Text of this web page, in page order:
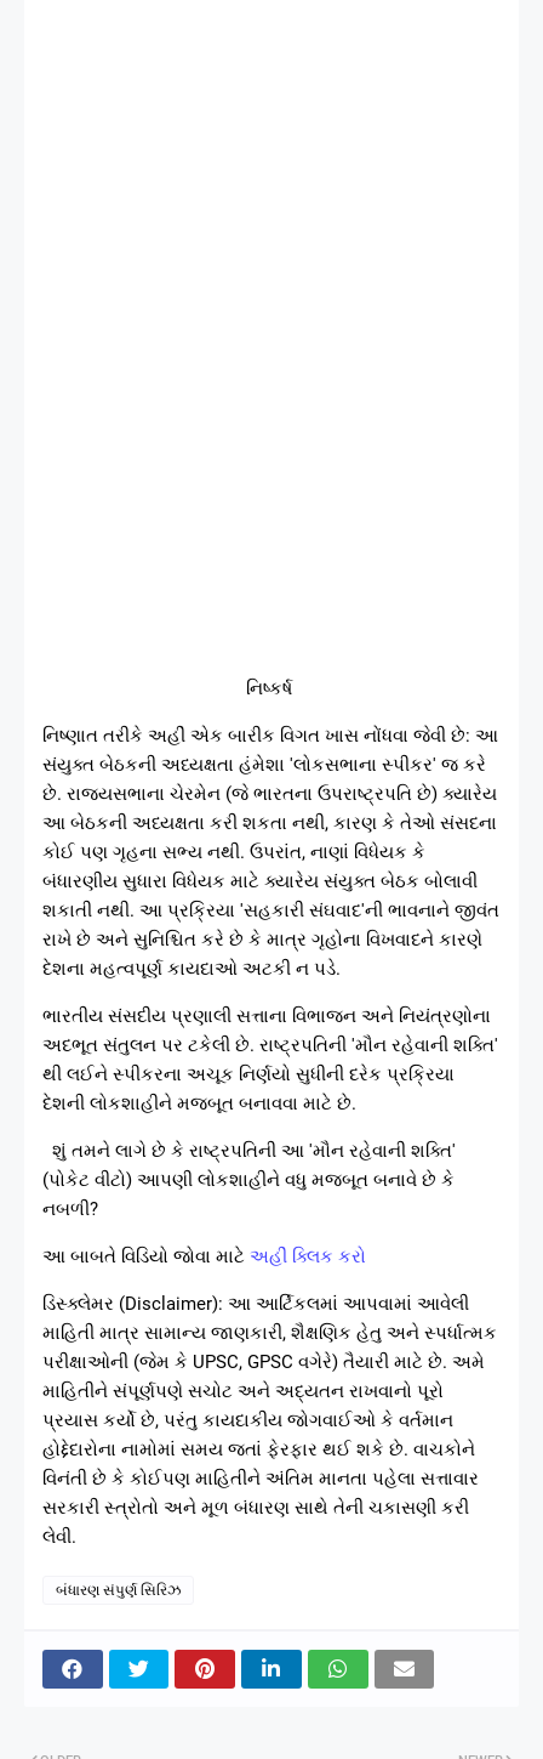
નિષ્કર્ષ
નિષ્ણાત તરીકે અહીં એક બારીક વિગત ખાસ નોંધવા જેવી છે: આ
સંયુક્ત બેઠકની અધ્યક્ષતા હંમેશા 'લોકસભાના સ્પીકર' જ કરે
છે. રાજ્યસભાના ચેરમેન (જે ભારતના ઉપરાષ્ટ્રપતિ છે) ક્યારેય
આ બેઠકની અધ્યક્ષતા કરી શકતા નથી, કારણ કે તેઓ સંસદના
કોઈ પણ ગૃહના સભ્ય નથી. ઉપરાંત, નાણાં વિધેયક કે
બંધારણીય સુધારા વિધેયક માટે ક્યારેય સંયુક્ત બેઠક બોલાવી
શકાતી નથી. આ પ્રક્રિયા 'સહકારી સંઘવાદ'ની ભાવનાને જીવંત
રાખે છે અને સુનિશ્ચિત કરે છે કે માત્ર ગૃહોના વિખવાદને કારણે
દેશના મહત્વપૂર્ણ કાયદાઓ અટકી ન પડે.
ભારતીય સંસદીય પ્રણાલી સત્તાના વિભાજન અને નિયંત્રણોના
અદભૂત સંતુલન પર ટકેલી છે. રાષ્ટ્રપતિની 'મૌન રહેવાની શક્તિ'
થી લઈને સ્પીકરના અચૂક નિર્ણયો સુધીની દરેક પ્રક્રિયા
દેશની લોકશાહીને મજબૂત બનાવવા માટે છે.
શું તમને લાગે છે કે રાષ્ટ્રપતિની આ 'મૌન રહેવાની શક્તિ'
(પોકેટ વીટો) આપણી લોકશાહીને વધુ મજબૂત બનાવે છે કે
નબળી?
આ બાબતે વિડિયો જોવા માટે અહીં ક્લિક કરો
ડિસ્ક્લેમર (Disclaimer): આ આર્ટિકલમાં આપવામાં આવેલી
માહિતી માત્ર સામાન્ય જાણકારી, શૈક્ષણિક હેતુ અને સ્પર્ધાત્મક
પરીક્ષાઓની (જેમ કે UPSC, GPSC વગેરે) તૈયારી માટે છે. અમે
માહિતીને સંપૂર્ણપણે સચોટ અને અદ્યતન રાખવાનો પૂરો
પ્રયાસ કર્યો છે, પરંતુ કાયદાકીય જોગવાઈઓ કે વર્તમાન
હોદ્દેદારોના નામોમાં સમય જતાં ફેરફાર થઈ શકે છે. વાચકોને
વિનંતી છે કે કોઈપણ માહિતીને અંતિમ માનતા પહેલા સત્તાવાર
સરકારી સ્ત્રોતો અને મૂળ બંધારણ સાથે તેની ચકાસણી કરી
લેવી.
બંધારણ સંપુર્ણ સિરિઝ